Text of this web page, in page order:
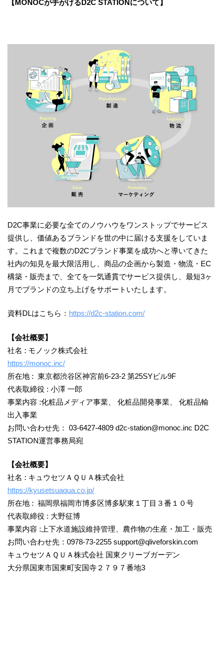
【MONOCが手がけるD2C STATIONについて】
​D2C事業に必要な全てのノウハウをワンストップでサービス
提供し、価値あるブランドを世の中に届ける支援をしていま
す。これまで複数のD2Cブランド事業を成功へと導いてきた
社内の知見を最大限活用し、商品の企画から製造・物流・EC
構築・販売まで、全てを一気通貫でサービス提供し、最短3ヶ
月でブランドの立ち上げをサポートいたします。
資料DLはこちら： https://d2c-station.com/
【会社概要】
社名 : モノック株式会社
https://monoc.inc/
所在地 : 東京都渋谷区神宮前6-23-2 第25SYビル9F
代表取締役 : 小澤 一郎
事業内容 :化粧品メディア事業、 化粧品開発事業、 化粧品輸
出入事業
お問い合わせ先： 03-6427-4809 d2c-station@monoc.inc D2C
STATION運営事務局宛
【会社概要】
社名 : キュウセツＡＱＵＡ株式会社
https://kyusetsuaqua.co.jp/
所在地 : 福岡県福岡市博多区博多駅東１丁目３番１０号
代表取締役 : 大野征博
事業内容 :上下水道施設維持管理、農作物の生産・加工・販売
お問い合わせ先：0978-73-2255 support@qliveforskin.com
キュウセツＡＱＵＡ株式会社 国東クリーブガーデン
大分県国東市国東町安国寺２７９７番地3